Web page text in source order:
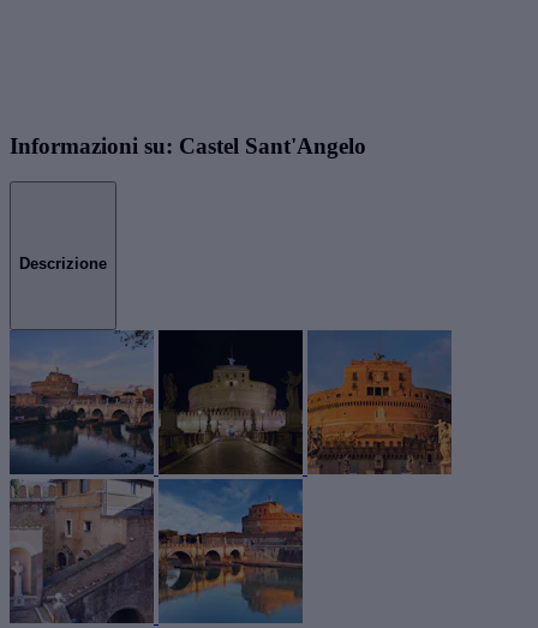
Informazioni su: Castel Sant'Angelo
Descrizione